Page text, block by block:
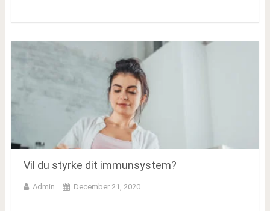
Vil du styrke dit immunsystem?
Admin December 21, 2020